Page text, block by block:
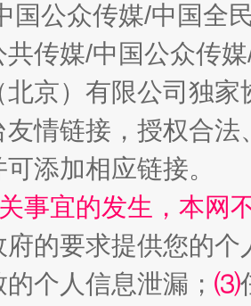
大"原罪" "炒
国公众传媒/中国全
共传媒/中国公众传
北京）有限公司独
情链接，授权合
添加相应链接。
事宜的发生，本网
府的要求提供您的个
个人信息泄漏； ⑶